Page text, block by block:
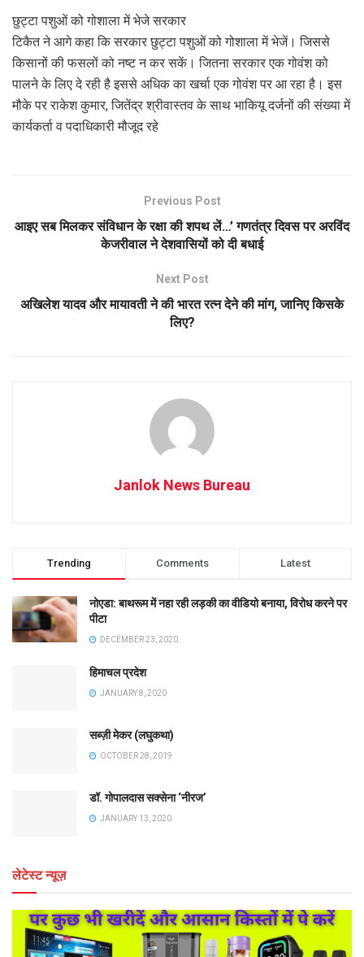
छुट्टा पशुओं को गोशाला में भेजे सरकार
टिकैत ने आगे कहा कि सरकार छुट्टा पशुओं को गोशाला में भेजें। जिससे
किसानों की फसलों को नष्ट न कर सकें। जितना सरकार एक गोवंश को
पालने के लिए दे रही है इससे अधिक का खर्चा एक गोवंश पर आ रहा है। इस
मौके पर राकेश कुमार, जितेंद्र श्रीवास्तव के साथ भाकियू दर्जनों की संख्या में
कार्यकर्ता व पदाधिकारी मौजूद रहे
Previous Post
आइए सब मिलकर संविधान के रक्षा की शपथ लें…’ गणतंत्र दिवस पर अरविंद
केजरीवाल ने देशवासियों को दी बधाई
Next Post
अखिलेश यादव और मायावती ने की भारत रत्न देने की मांग, जानिए किसके
लिए?
Janlok News Bureau
Trending Comments Latest
नोएडा: बाथरूम में नहा रही लड़की का वीडियो बनाया, विरोध करने पर
पीटा
DECEMBER 23, 2020
हिमाचल प्रदेश
JANUARY 8, 2020
सब्ज़ी मेकर (लघुकथा)
OCTOBER 28, 2019
डॉ. गोपालदास सक्सेना ‘नीरज’
JANUARY 13, 2020
लेटेस्ट न्यूज़